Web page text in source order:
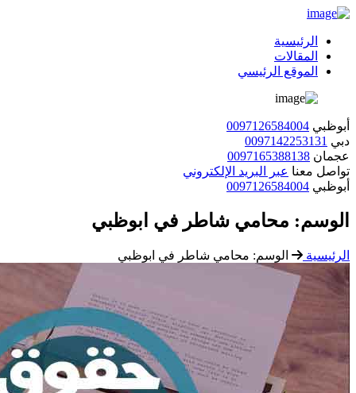
الرئيسية
المقالات
الموقع الرئيسي
أبوظبي 0097126584004
دبي 0097142253131
عجمان 0097165388138
تواصل معنا عبر البريد الإلكتروني
أبوظبي 0097126584004
الوسم: محامي شاطر في ابوظبي
الرئيسية الوسم: محامي شاطر في ابوظبي